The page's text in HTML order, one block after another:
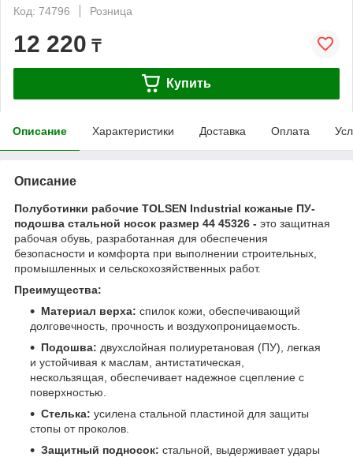
Код: 74796
Розница
12 220 ₸
Купить
Описание Характеристики Доставка Оплата
Описание
Полуботинки рабочие TOLSEN Industrial кожаные ПУ-
подошва стальной носок размер 44 45326 - это защитная
рабочая обувь, разработанная для обеспечения
безопасности и комфорта при выполнении строительных,
промышленных и сельскохозяйственных работ.
Преимущества:
Материал верха: спилок кожи, обеспечивающий
долговечность, прочность и воздухопроницаемость.
Подошва: двухслойная полиуретановая (ПУ), легкая
и устойчивая к маслам, антистатическая,
нескользящая, обеспечивает надежное сцепление с
поверхностью.
Стелька: усилена стальной пластиной для защиты
стопы от проколов.
Защитный подносок: стальной, выдерживает удары